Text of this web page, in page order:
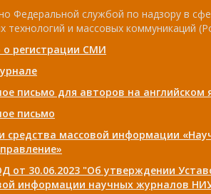
Федеральной службой по надзору в
технологий и массовых коммуникаций
о регистрации СМИ
письмо для авторов на английском
письмо
средства массовой информации
от 30.06.2023 "Об утверждении
информации научных журналов